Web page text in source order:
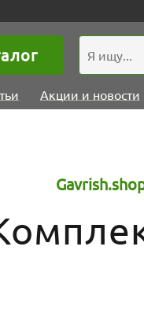
Акции и новости